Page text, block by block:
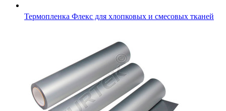
Термопленка Флекс для хлопковых и смесовых тканей